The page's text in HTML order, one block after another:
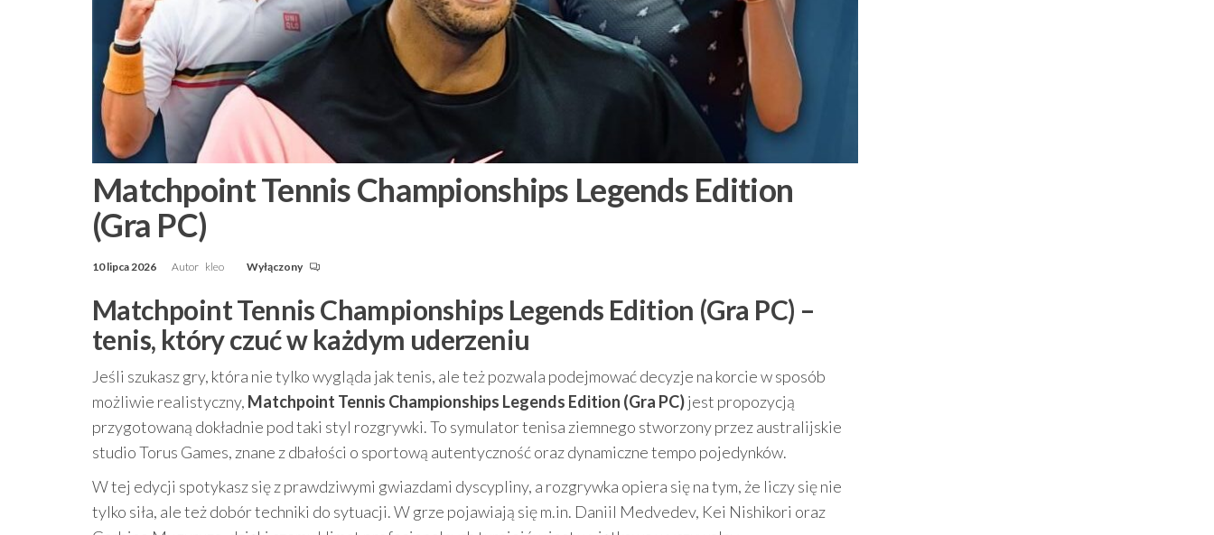
Matchpoint Tennis Championships Legends Edition
(Gra PC)
10 lipca 2026 Autor kleo Wyłączony
Matchpoint Tennis Championships Legends Edition (Gra PC) –
tenis, który czuć w każdym uderzeniu
Jeśli szukasz gry, która nie tylko wygląda jak tenis, ale też pozwala podejmować decyzje na korcie w sposób
możliwie realistyczny, Matchpoint Tennis Championships Legends Edition (Gra PC)jest propozycją
przygotowaną dokładnie pod taki styl rozgrywki. To symulator tenisa ziemnego stworzony przez australijskie
studio Torus Games, znane z dbałości o sportową autentyczność oraz dynamiczne tempo pojedynków.
W tej edycji spotykasz się z prawdziwymi gwiazdami dyscypliny, a rozgrywka opiera się na tym, że liczy się nie
tylko siła, ale też dobór techniki do sytuacji. W grze pojawiają się m.in. Daniil Medvedev, Kei Nishikori oraz